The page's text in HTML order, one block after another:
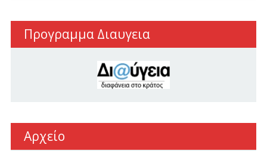
Προγραμμα Διαυγεια
Αρχείο